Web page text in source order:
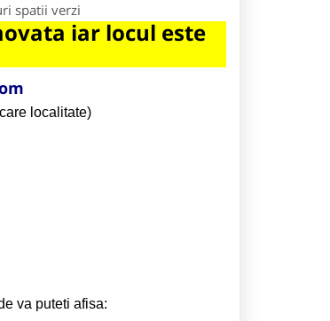
spatii verzi
iar locul este
localitate)
va puteti afisa: